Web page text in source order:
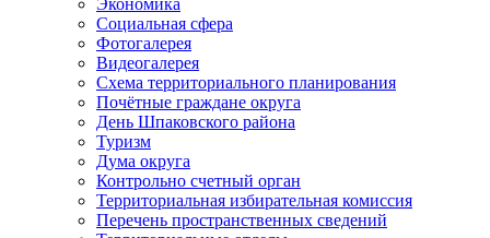
Социальная сфера
Фотогалерея
Видеогалерея
Схема территориального планирования
Почётные граждане округа
День Шпаковского района
Туризм
Дума округа
Контрольно счетный орган
Территориальная избирательная комиссия
Перечень пространственных сведений